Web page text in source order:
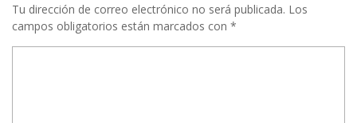
Tu dirección de correo electrónico no será publicada. Los
campos obligatorios están marcados con *